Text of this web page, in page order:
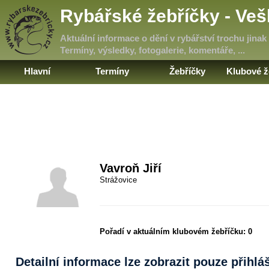
Rybářské žebříčky -
Aktuální informace o dění v rybářství trochu jinak
Termíny, výsledky, fotogalerie, komentáře, ...
Hlavní Termíny Žebříčky Klubové
Vavroň Jiří
Strážovice
Pořadí v aktuálním klubovém žebříčku:0
Detailní informace lze zobrazit pouze